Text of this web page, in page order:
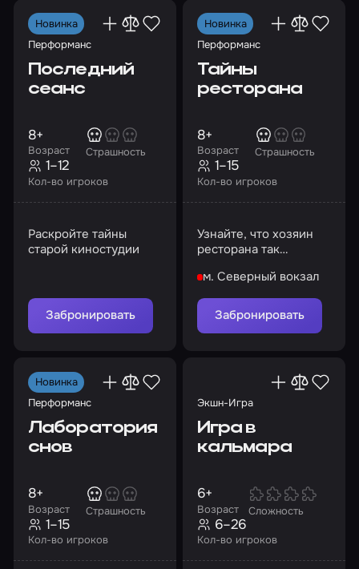
Новинка
Перформанс
Последний
сеанс
Возраст
8+
Страшность
Кол-во игроков
1–12
Раскройте тайны
старой киностудии
Забронировать
Новинка
Перформанс
Тайны
ресторана
Возраст
8+
Страшность
Кол-во игроков
1–15
Узнайте, что хозяин
ресторана так
все эти годы
м. Северный вокзал
Забронировать
Новинка
Перформанс
Лаборатория
снов
Возраст
8+
Страшность
Кол-во игроков
1–15
Экшн-Игра
Игра в
кальмара
Возраст
6+
Сложность
Кол-во игроков
6–26